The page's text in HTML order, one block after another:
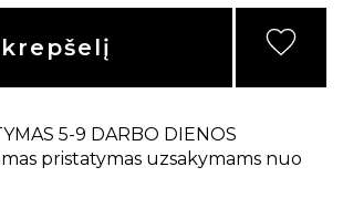
5-9 DARBO DIENOS
pristatymas uzsakymams nuo